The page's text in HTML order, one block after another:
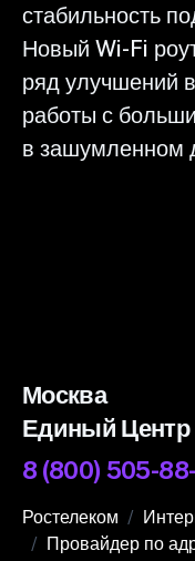
стабильность
Новый Wi-Fi
ряд улучшений
работы с
в зашумленном
Москва
Единый
8 (800) 505-
Ростелеком
Провайдер по